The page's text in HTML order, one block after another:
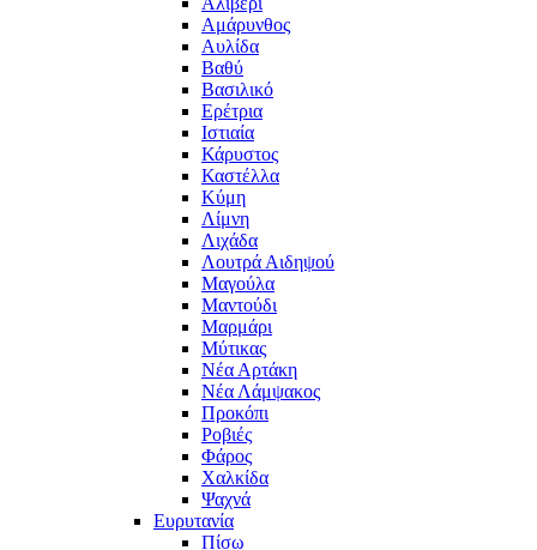
Αμάρυνθος
Αυλίδα
Βαθύ
Βασιλικό
Ερέτρια
Ιστιαία
Κάρυστος
Καστέλλα
Κύμη
Λίμνη
Λιχάδα
Λουτρά Αιδηψού
Μαγούλα
Μαντούδι
Μαρμάρι
Μύτικας
Νέα Αρτάκη
Νέα Λάμψακος
Προκόπι
Ροβιές
Φάρος
Χαλκίδα
Ψαχνά
Ευρυτανία
Πίσω